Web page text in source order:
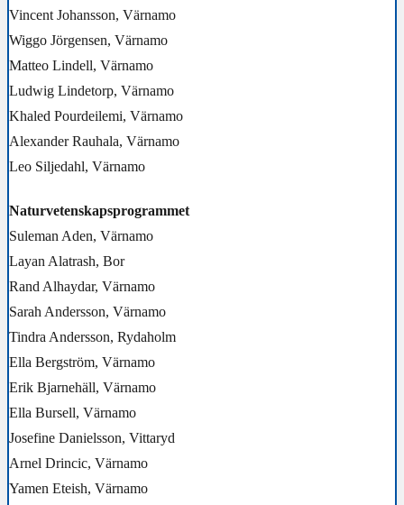
Vincent Johansson, Värnamo
Wiggo Jörgensen, Värnamo
Matteo Lindell, Värnamo
Ludwig Lindetorp, Värnamo
Khaled Pourdeilemi, Värnamo
Alexander Rauhala, Värnamo
Leo Siljedahl, Värnamo
Naturvetenskapsprogrammet
Suleman Aden, Värnamo
Layan Alatrash, Bor
Rand Alhaydar, Värnamo
Sarah Andersson, Värnamo
Tindra Andersson, Rydaholm
Ella Bergström, Värnamo
Erik Bjarnehäll, Värnamo
Ella Bursell, Värnamo
Josefine Danielsson, Vittaryd
Arnel Drincic, Värnamo
Yamen Eteish, Värnamo